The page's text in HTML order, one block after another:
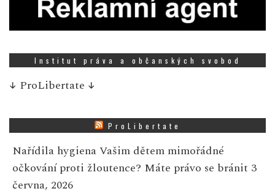
Institut práva a občanských svobod
↓ ProLibertate ↓
ProLibertate
Nařídila hygiena Vašim dětem mimořádné
očkování proti žloutence? Máte právo se bránit 3
června, 2026